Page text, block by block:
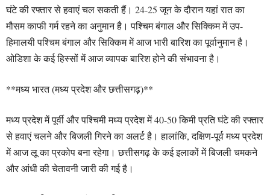
घंटे की रफ्तार से हवाएं चल सकती हैं। 24-25 जून के दौरान यहां रात का
मौसम काफी गर्म रहने का अनुमान है। पश्चिम बंगाल और सिक्किम में उप-
हिमालयी पश्चिम बंगाल और सिक्किम में आज भारी बारिश का पूर्वानुमान है।
ओडिशा के कई हिस्सों में आज व्यापक बारिश होने की संभावना है।
**मध्य भारत (मध्य प्रदेश और छत्तीसगढ़)**
मध्य प्रदेश में पूर्वी और पश्चिमी मध्य प्रदेश में 40-50 किमी प्रति घंटे की रफ्तार
से हवाएं चलने और बिजली गिरने का अलर्ट है। हालांकि, दक्षिण-पूर्व मध्य प्रदेश
में आज लू का प्रकोप बना रहेगा। छत्तीसगढ़ के कई इलाकों में बिजली चमकने
और आंधी की चेतावनी जारी की गई है।